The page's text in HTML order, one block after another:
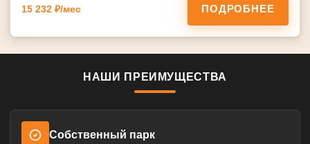
15 232 ₽/мес ПОДРОБНЕЕ
НАШИ ПРЕИМУЩЕСТВА
Собственный парк